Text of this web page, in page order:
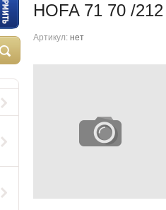
HOFA 71 70 /212
Артикул: нет